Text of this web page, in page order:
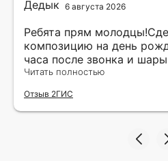
6 августа 2026
Ребята прям
композицию на день
часа после звонка и
доставлены мне по
рада.
Читать полностью
Отзыв 2ГИС